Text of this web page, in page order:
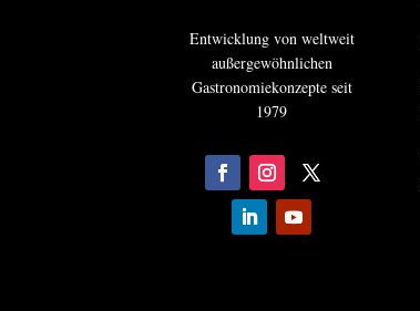
Entwicklung von weltweit
außergewöhnlichen
Gastronomiekonzepte seit
1979